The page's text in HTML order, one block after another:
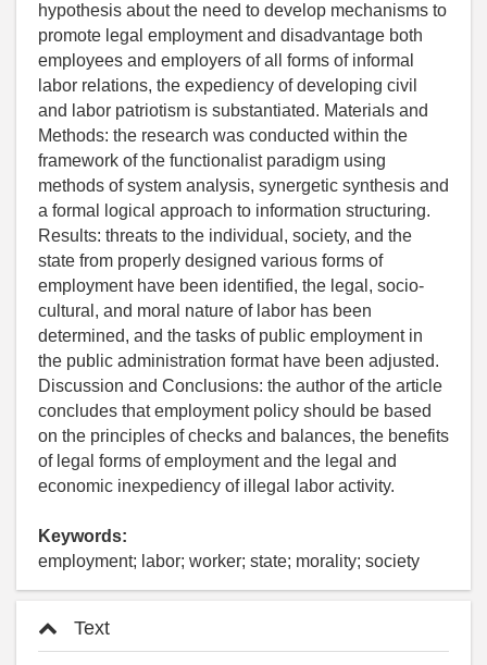
hypothesis about the need to develop mechanisms to
promote legal employment and disadvantage both
employees and employers of all forms of informal
labor relations, the expediency of developing civil
and labor patriotism is substantiated. Materials and
Methods: the research was conducted within the
framework of the functionalist paradigm using
methods of system analysis, synergetic synthesis and
a formal logical approach to information structuring.
Results: threats to the individual, society, and the
state from properly designed various forms of
employment have been identified, the legal, socio-
cultural, and moral nature of labor has been
determined, and the tasks of public employment in
the public administration format have been adjusted.
Discussion and Conclusions: the author of the article
concludes that employment policy should be based
on the principles of checks and balances, the benefits
of legal forms of employment and the legal and
economic inexpediency of illegal labor activity.
Keywords:
employment; labor; worker; state; morality; society
Text